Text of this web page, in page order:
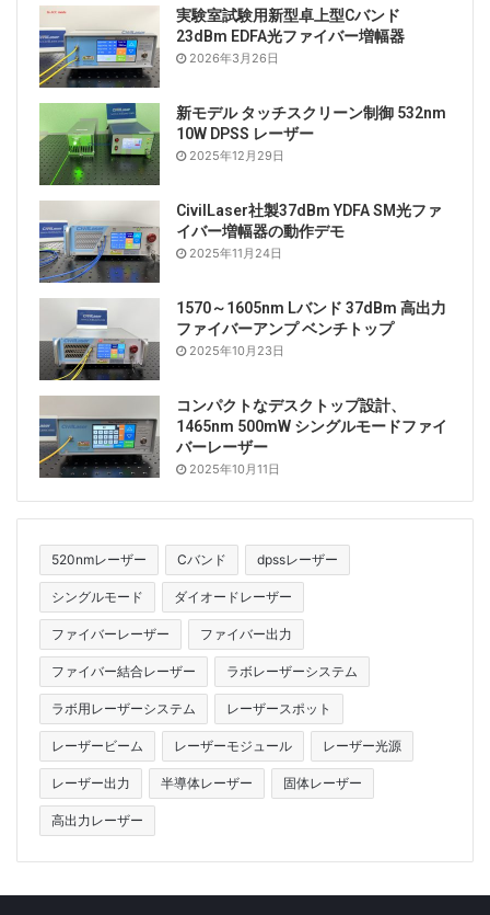
実験室試験用新型卓上型Cバンド
23dBm EDFA光ファイバー増幅器
2026年3月26日
新モデル タッチスクリーン制御 532nm
10W DPSS レーザー
2025年12月29日
CivilLaser社製37dBm YDFA SM光ファ
イバー増幅器の動作デモ
2025年11月24日
1570～1605nm Lバンド 37dBm 高出力
ファイバーアンプ ベンチトップ
2025年10月23日
コンパクトなデスクトップ設計、
1465nm 500mW シングルモードファイ
バーレーザー
2025年10月11日
520nmレーザー Cバンド dpssレーザー
シングルモード ダイオードレーザー
ファイバーレーザー ファイバー出力
ファイバー結合レーザー ラボレーザーシステム
ラボ用レーザーシステム レーザースポット
レーザービーム レーザーモジュール レーザー光源
レーザー出力 半導体レーザー 固体レーザー
高出力レーザー